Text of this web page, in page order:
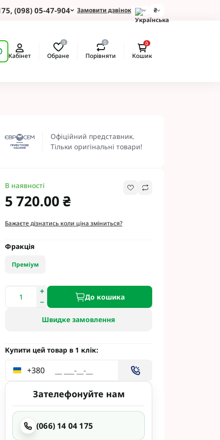
(098) 05-47-904 Замовити дзвінок ₴
Кабінет
0
Обране
0
Порівняти
0
Кошик
Під
Раундап
Зернових
для Соняшнику
Картоплі
ЮА
Офіційний представник.
Тільки оригінальні товари!
В наявності
5 720.00 ₴
Бажаєте дізнатись коли ціна зміниться?
Фракція
Преміум
До кошика
Швидке замовлення
Купити цей товар в 1 клік:
+380
Зателефонуйте нам
(066) 14 04 175